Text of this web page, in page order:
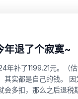
年退了个寂寞~
年补了1199.21元。（
其实都是自己的钱。
会多扣，那么之后退税